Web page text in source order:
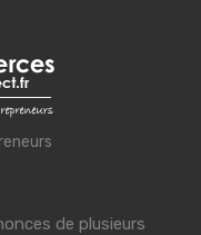
de plusieurs